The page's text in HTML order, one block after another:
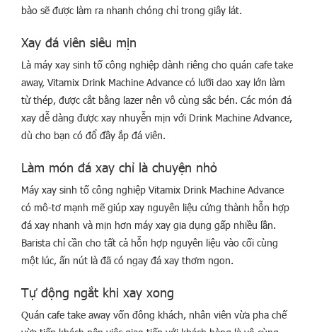
bào sẽ được làm ra nhanh chóng chỉ trong giây lát.
Xay đá viên siêu mịn
Là máy xay sinh tố công nghiệp dành riêng cho quán cafe take
away, Vitamix Drink Machine Advance có lưỡi dao xay lớn làm
từ thép, được cắt bằng lazer nên vô cùng sắc bén. Các món đá
xay dễ dàng được xay nhuyễn mịn với Drink Machine Advance,
dù cho bạn có đổ đầy ắp đá viên.
Làm món đá xay chỉ là chuyện nhỏ
Máy xay sinh tố công nghiệp Vitamix Drink Machine Advance
có mô-tơ mạnh mẽ giúp xay nguyên liệu cứng thành hỗn hợp
đá xay nhanh và mịn hơn máy xay gia dụng gấp nhiều lần.
Barista chỉ cần cho tất cả hỗn hợp nguyên liệu vào cối cùng
một lúc, ấn nút là đã có ngay đá xay thơm ngon.
Tự động ngắt khi xay xong
Quán cafe take away vốn đông khách, nhân viên vừa pha chế